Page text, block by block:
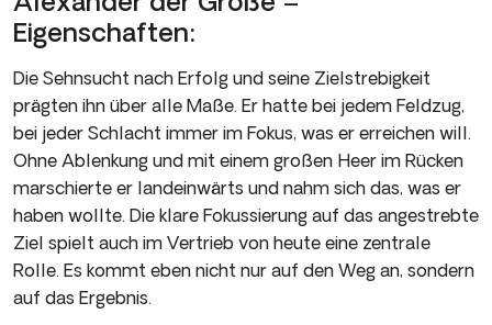
Eigenschaften:
Die Sehnsucht nach Erfolg und seine Zielstrebigkeit
prägten ihn über alle Maße. Er hatte bei jedem Feldzug,
bei jeder Schlacht immer im Fokus, was er erreichen will.
Ohne Ablenkung und mit einem großen Heer im Rücken
marschierte er landeinwärts und nahm sich das, was er
haben wollte. Die klare Fokussierung auf das angestrebte
Ziel spielt auch im Vertrieb von heute eine zentrale
Rolle. Es kommt eben nicht nur auf den Weg an, sondern
auf das Ergebnis.